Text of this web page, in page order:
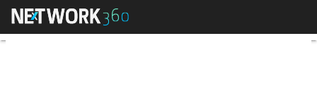
Easynet España aumenta sus